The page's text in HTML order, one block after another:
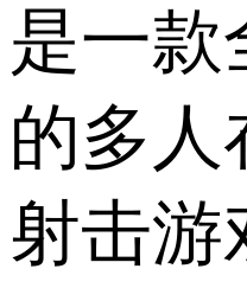
是一款
的多人
射击游